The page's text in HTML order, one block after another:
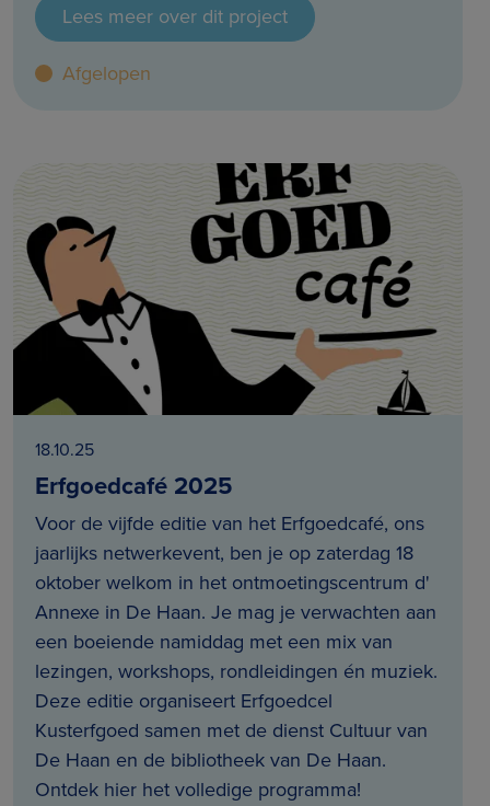
Lees meer over dit project
Afgelopen
18.10.25
Erfgoedcafé 2025
Voor de vijfde editie van het Erfgoedcafé, ons
jaarlijks netwerkevent, ben je op zaterdag 18
oktober welkom in het ontmoetingscentrum d'
Annexe in De Haan. Je mag je verwachten aan
een boeiende namiddag met een mix van
lezingen, workshops, rondleidingen én muziek.
Deze editie organiseert Erfgoedcel
Kusterfgoed samen met de dienst Cultuur van
De Haan en de bibliotheek van De Haan.
Ontdek hier het volledige programma!